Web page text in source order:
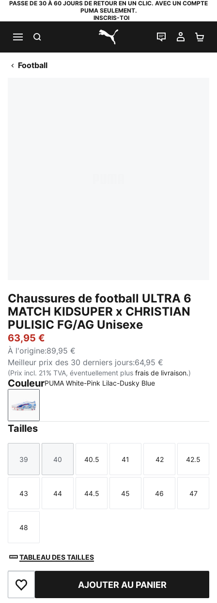
PASSE DE 30 À 60 JOURS DE RETOUR EN UN CLIC. AVEC UN COMPTE
PUMA SEULEMENT.
INSCRIS-TOI
PUMA.com
LIVE CHAT
MON
Football
Chaussures de football ULTRA 6
MATCH KIDSUPER x CHRISTIAN
PULISIC FG/AG Unisexe
63,95 €
À l'origine:89,95 €
Meilleur prix des 30 derniers jours:64,95 €
(Prix incl. 21% TVA, éventuellement plus frais de livraison.)
CouleurPUMA White-Pink Lilac-Dusky Blue
PUMA White-Pink Lilac-Dusky Blue
Tailles
Taille
39
Taille
40
Taille
40.5
Taille
41
Taille
42
Taille
42.5
Taille
43
Taille
44
Taille
44.5
Taille
45
Taille
46
Taille
47
Taille
48
TABLEAU DES TAILLES
Ajouter aux favorisAJOUTER AU PANIER